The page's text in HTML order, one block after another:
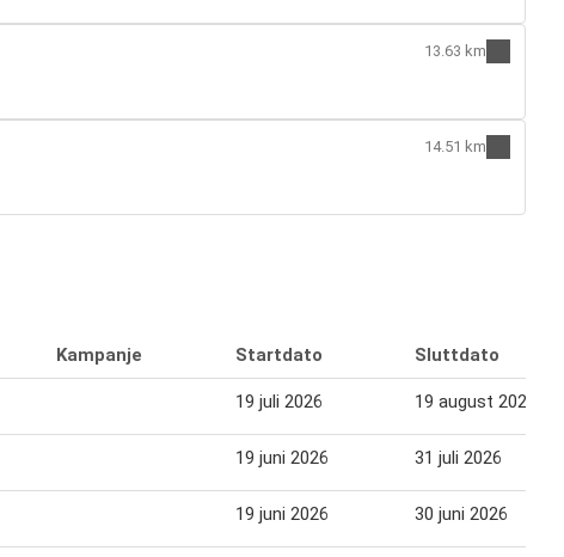
13.63 km
14.51 km
Kampanje Startdato Sluttdato
19 juli 2026 19 august 2026
19 juni 2026 31 juli 2026
19 juni 2026 30 juni 2026